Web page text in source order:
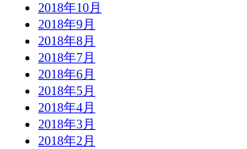
2018年10月
2018年9月
2018年8月
2018年7月
2018年6月
2018年5月
2018年4月
2018年3月
2018年2月